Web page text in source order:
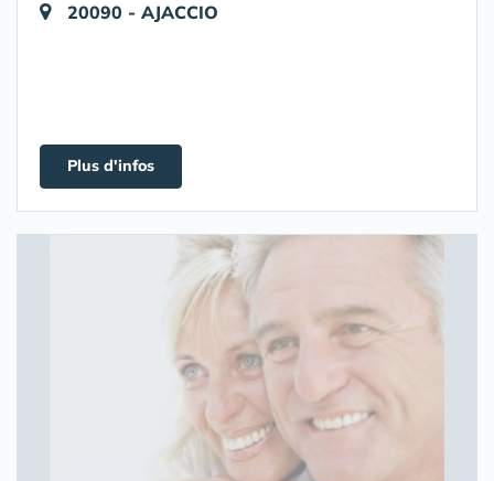
20090 - AJACCIO
Plus d'infos